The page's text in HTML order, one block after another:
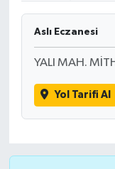
Aslı Eczanesi
YALI MAH.
Yol Tarifi Al
TURİZM
MAGAZİN
VEFAT
BÖLGE